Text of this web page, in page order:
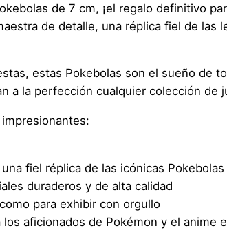
de 7 cm, ¡el regalo definitivo
de detalle, una réplica fiel de
estas Pokebolas son el sueño de
a la perfección cualquier colección
fiel réplica de las icónicas
duraderos y de alta calidad
para exhibir con orgullo
los aficionados de Pokémon y el anime